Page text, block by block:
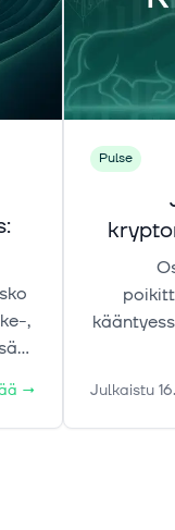
,
→
Pulse
Julkaistu